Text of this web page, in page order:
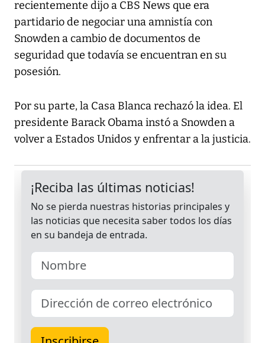
recientemente dijo a CBS News que era
partidario de negociar una amnistía con
Snowden a cambio de documentos de
seguridad que todavía se encuentran en su
posesión.
Por su parte, la Casa Blanca rechazó la idea. El
presidente Barack Obama instó a Snowden a
volver a Estados Unidos y enfrentar a la justicia.